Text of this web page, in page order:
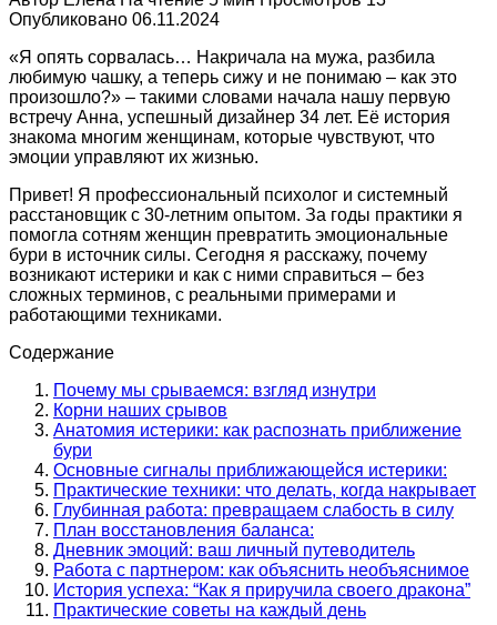
Опубликовано 06.11.2024
«Я опять сорвалась… Накричала на мужа, разбила
любимую чашку, а теперь сижу и не понимаю – как это
произошло?» – такими словами начала нашу первую
встречу Анна, успешный дизайнер 34 лет. Её история
знакома многим женщинам, которые чувствуют, что
эмоции управляют их жизнью.
Привет! Я профессиональный психолог и системный
расстановщик с 30-летним опытом. За годы практики я
помогла сотням женщин превратить эмоциональные
бури в источник силы. Сегодня я расскажу, почему
возникают истерики и как с ними справиться – без
сложных терминов, с реальными примерами и
работающими техниками.
Содержание
Почему мы срываемся: взгляд изнутри
Корни наших срывов
Анатомия истерики: как распознать приближение
бури
Основные сигналы приближающейся истерики:
Практические техники: что делать, когда накрывает
Глубинная работа: превращаем слабость в силу
План восстановления баланса:
Дневник эмоций: ваш личный путеводитель
Работа с партнером: как объяснить необъяснимое
История успеха: “Как я приручила своего дракона”
Практические советы на каждый день